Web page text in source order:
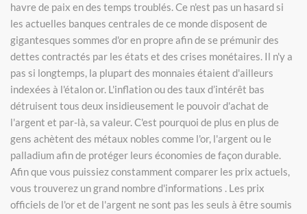
havre de paix en des temps troublés. Ce n'est pas un hasard si
les actuelles banques centrales de ce monde disposent de
gigantesques sommes d'or en propre afin de se prémunir des
dettes contractés par les états et des crises monétaires. Il n'y a
pas si longtemps, la plupart des monnaies étaient d'ailleurs
indexées à l'étalon or. L'inflation ou des taux d’intérêt bas
détruisent tous deux insidieusement le pouvoir d'achat de
l'argent et par-là, sa valeur. C'est pourquoi de plus en plus de
gens achètent des métaux nobles comme l'or, l'argent ou le
palladium afin de protéger leurs économies de façon durable.
Afin que vous puissiez constamment comparer les prix actuels,
vous trouverez un grand nombre d'informations . Les prix
officiels de l'or et de l'argent ne sont pas les seuls à être soumis